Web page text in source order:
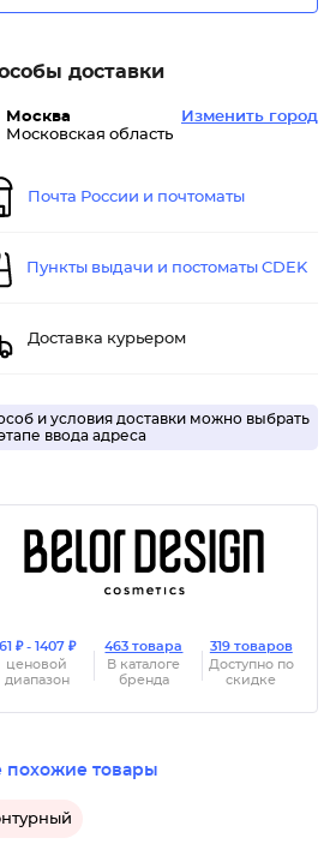
доставки
Москва
Московская область
Изменить город
Почта России и почтоматы
Пункты выдачи и постоматы CDEK
Доставка курьером
и условия доставки можно выбрать
ввода адреса
61 ₽ - 1407 ₽
ценовой
диапазон
463 товара
В каталоге
бренда
319 товаров
Доступно по
скидке
похожие товары